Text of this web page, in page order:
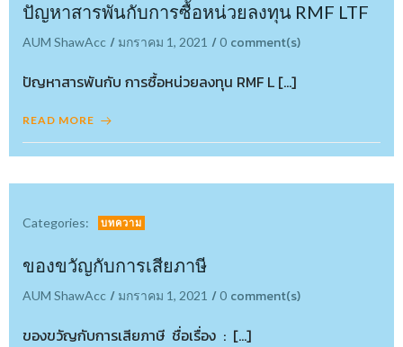
ปัญหาสารพันกับการซื้อหน่วยลงทุน RMF LTF
AUM ShawAcc / มกราคม 1, 2021 /0 comment(s)
ปัญหาสารพันกับ การซื้อหน่วยลงทุน RMF L […]
READ MORE
Categories: บทความ
ของขวัญกับการเสียภาษี
AUM ShawAcc / มกราคม 1, 2021 /0 comment(s)
ของขวัญกับการเสียภาษี ชื่อเรื่อง : […]